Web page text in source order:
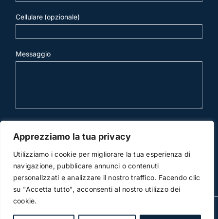
Apprezziamo la tua privacy
Utilizziamo i cookie per migliorare la tua esperienza di
navigazione, pubblicare annunci o contenuti
personalizzati e analizzare il nostro traffico. Facendo clic
su "Accetta tutto", acconsenti al nostro utilizzo dei
cookie.
Cellulare (opzionale)
Messaggio
invia mail
© Copyright 2012 -2018 | Studio Legale Scicchitano | All